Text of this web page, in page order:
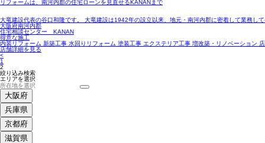
リフォームは、南河内郡の住宅ローンを見直せるKANANまで
大竜建設代表の谷口和隆です。 大竜建設は1942年の設立以来、地元・南河内郡に密着して業務し
大阪府南河内郡
住宅相談センター KANAN
得意な施工
内装リフォーム 新築工事 水回りリフォーム 塗装工事 エクステリア工事 増改築・リノベーション
店舗詳細を見る
<
1
2
絞り込み検索
エリアを選択
大阪府
兵庫県
京都府
滋賀県